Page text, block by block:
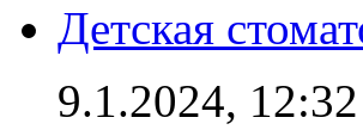
Детская
9.1.2024, 12:32